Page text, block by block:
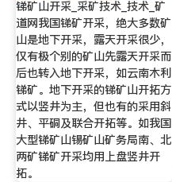
锑矿山开采_采矿技术_技术_矿
道网我国锑矿开采，绝大多数矿
山是地下开采，露天开采很少，
仅有极个别的矿山先露天开采而
后也转入地下开采，如云南木利
锑矿。地下开采的锑矿山开拓方
式以竖井为主，但也有的采用斜
井、平硐及联合开拓等。如我国
大型锑矿山锡矿山矿务局南、北
两矿锑矿开采均用上盘竖井开
拓。